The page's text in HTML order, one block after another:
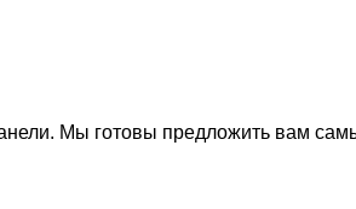
Мы готовы предложить вам